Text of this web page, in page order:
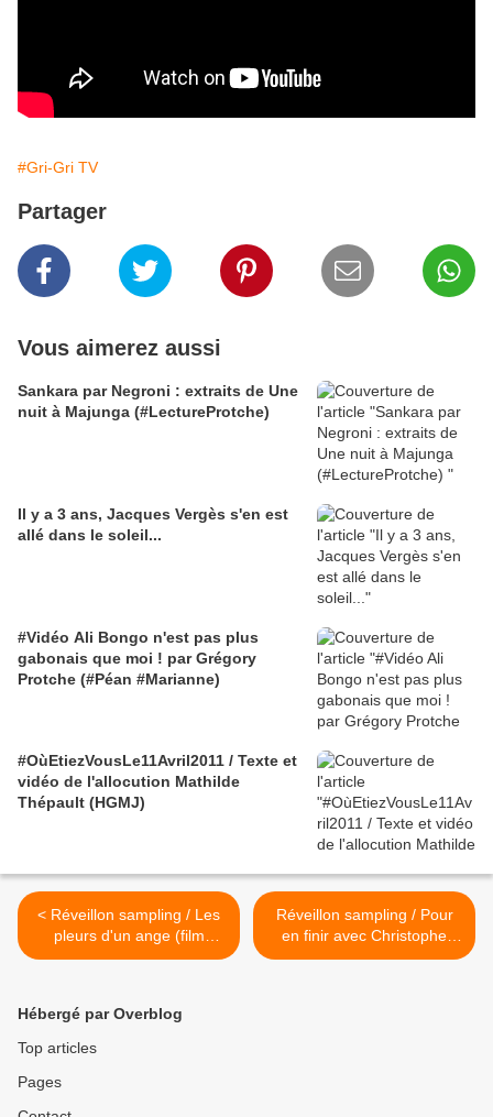
#Gri-Gri TV
Partager
Vous aimerez aussi
Sankara par Negroni : extraits de Une
nuit à Majunga (#LectureProtche)
Il y a 3 ans, Jacques Vergès s'en est
allé dans le soleil...
#Vidéo Ali Bongo n'est pas plus
gabonais que moi ! par Grégory
Protche (#Péan #Marianne)
#OùEtiezVousLe11Avril2011 / Texte et
vidéo de l'allocution Mathilde
Thépault (HGMJ)
< Réveillon sampling / Les
pleurs d'un ange (film
nigerian soft mais pervers)
Réveillon sampling / Pour
en finir avec Christophe
Barbier le servile - Les
Hébergé par Overblog
Top articles
Pages